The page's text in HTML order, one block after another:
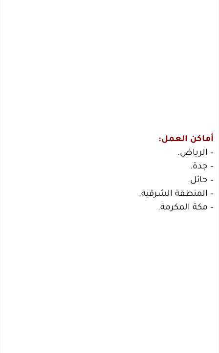
أماكن العمل:
– الرياض.
– جدة.
– حائل.
– المنطقة الشرقية.
– مكة المكرمة.